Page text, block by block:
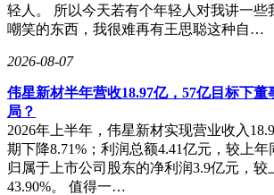
轻人。 所以今天若有个年轻人对我讲一些
嘲笑的东西，我很难再有王思聪这种自…
2026-08-07
伟星新材半年营收18.97亿，57亿目标下
局？
2026年上半年，伟星新材实现营业收入
期下降8.71%；利润总额4.41亿元，较上年
归属于上市公司股东的净利润3.9亿元，较
43.90%。 值得一…